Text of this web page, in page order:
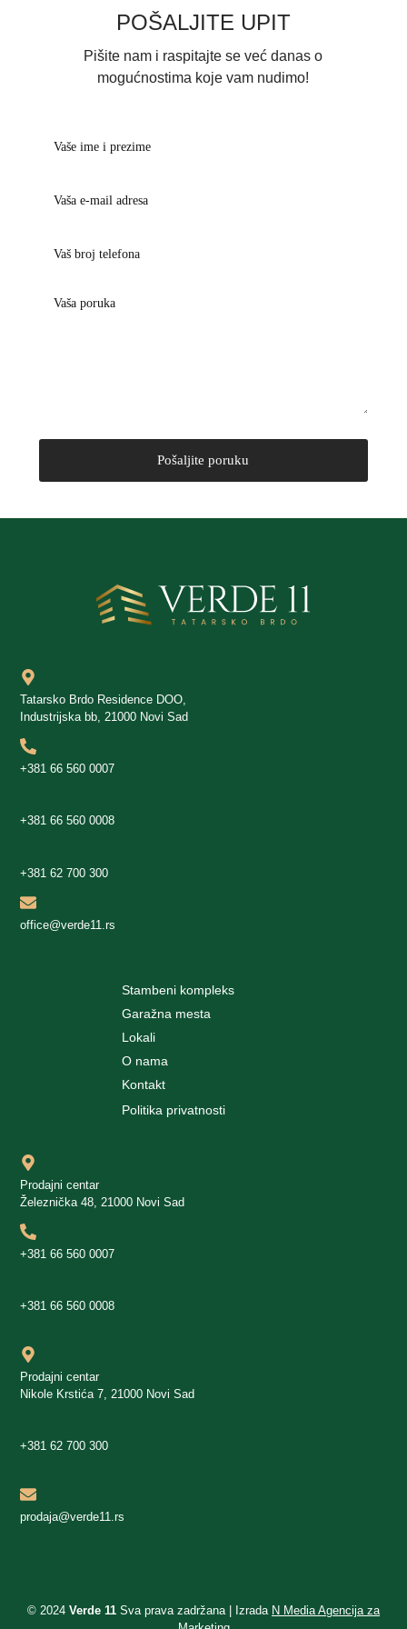
POŠALJITE UPIT
Pišite nam i raspitajte se već danas o
mogućnostima koje vam nudimo!
Tatarsko Brdo Residence DOO,
Industrijska bb, 21000 Novi Sad
+381 66 560 0007
+381 66 560 0008
+381 62 700 300
office@verde11.rs
Stambeni kompleks
Garažna mesta
Lokali
O nama
Kontakt
Politika privatnosti
Prodajni centar
Železnička 48, 21000 Novi Sad
+381 66 560 0007
+381 66 560 0008
Prodajni centar
Nikole Krstića 7, 21000 Novi Sad
+381 62 700 300
prodaja@verde11.rs
© 2024 Verde 11 Sva prava zadržana | Izrada N Media Agencija za